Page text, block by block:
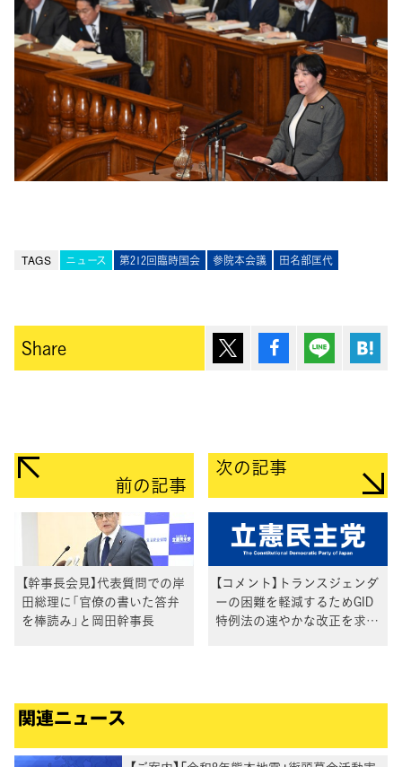
TAGS ニュース 第212回臨時国会 参院本会議 田名部匡代
Share ポスト シェア Lineで送
前の記事
【幹事長会見】代表質問での岸
田総理に「官僚の書いた答弁
を棒読み」と岡田幹事長
次の記事
【コメント】トランスジェンダ
ーの困難を軽減するためGID
特例法の速やかな改正を求め
関連ニュース